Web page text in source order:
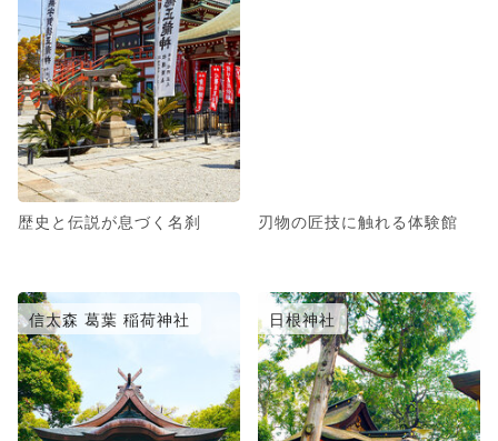
歴史と伝説が息づく名刹 刃物の匠技に触れる体験館
信太森 葛葉 稲荷神社 日根神社